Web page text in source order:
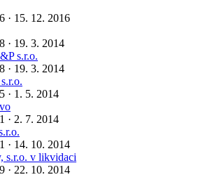
· 15. 12. 2016
· 19. 3. 2014
s.r.o.
· 19. 3. 2014
· 1. 5. 2014
· 2. 7. 2014
· 14. 10. 2014
s.r.o. v likvidaci
· 22. 10. 2014